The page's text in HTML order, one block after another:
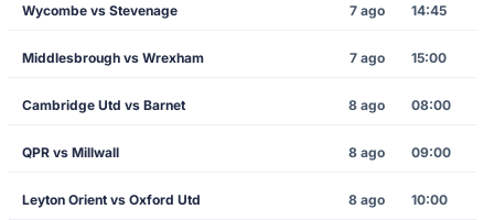
Wycombe vs Stevenage 7 ago 14:45
Middlesbrough vs Wrexham 7 ago 15:00
Cambridge Utd vs Barnet 8 ago 08:00
QPR vs Millwall 8 ago 09:00
Leyton Orient vs Oxford Utd 8 ago 10:00